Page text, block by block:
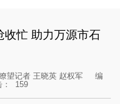
收忙 助力万源市石
望记者 王晓英 赵权军
编
159